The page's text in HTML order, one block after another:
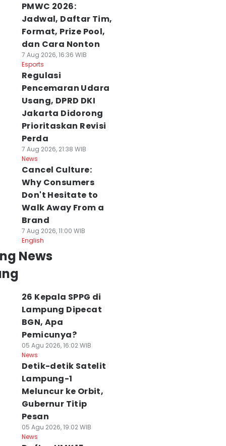
PMWC 2026:
Jadwal, Daftar Tim,
Format, Prize Pool,
dan Cara Nonton
7 Aug 2026, 16:36 WIB
Esports
Regulasi
Pencemaran Udara
Usang, DPRD DKI
Jakarta Didorong
Prioritaskan Revisi
Perda
7 Aug 2026, 21:38 WIB
News
Cancel Culture:
Why Consumers
Don't Hesitate to
Walk Away From a
Brand
7 Aug 2026, 11:00 WIB
English
News
26 Kepala SPPG di
Lampung Dipecat
BGN, Apa
Pemicunya?
05 Agu 2026, 16:02 WIB
News
Detik-detik Satelit
Lampung-1
Meluncur ke Orbit,
Gubernur Titip
Pesan
05 Agu 2026, 19:02 WIB
News